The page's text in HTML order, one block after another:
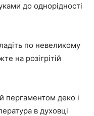
до однорідності
по невеликому
на розігрітій
пергаментом деко і
в духовці